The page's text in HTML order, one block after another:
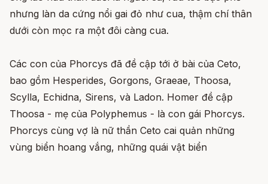
nhưng làn da cứng nổi gai đỏ như cua, thậm chí thân
dưới còn mọc ra một đôi càng cua.
Các con của Phorcys đã đề cập tới ở bài của Ceto,
bao gồm Hesperides, Gorgons, Graeae, Thoosa,
Scylla, Echidna, Sirens, và Ladon. Homer đề cập
Thoosa - mẹ của Polyphemus - là con gái Phorcys.
Phorcys cùng vợ là nữ thần Ceto cai quản những
vùng biển hoang vắng, những quái vật biển